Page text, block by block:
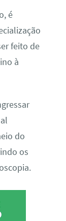
é
feito de
à
do
os